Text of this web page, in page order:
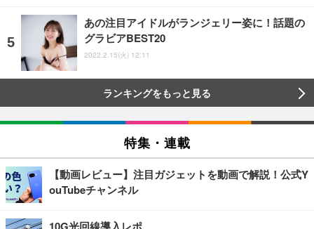
あの注目アイドルがランジェリー姿に！話題の
グラビアBEST20
2022.2.15(火) 12:11
ランキングをもっと見る
特集・連載
【動画レビュー】注目ガジェットを動画で解説！公式Y
ouTubeチャンネル